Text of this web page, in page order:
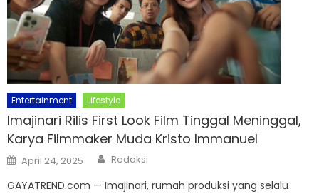
Entertainment Lifestyle
Imajinari Rilis First Look Film Tinggal Meninggal,
Karya Filmmaker Muda Kristo Immanuel
Posted
on
April 24, 2025 Author
Redaksi
GAYATREND.com — Imajinari, rumah produksi yang selalu